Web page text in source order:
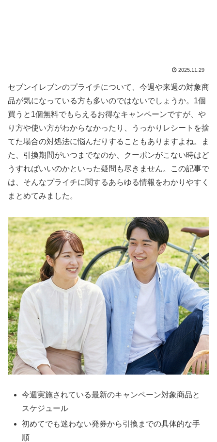
2025.11.29
セブンイレブンのプライチについて、今週や来週の対象商
品が気になっている方も多いのではないでしょうか。1個
買うと1個無料でもらえるお得なキャンペーンですが、や
り方や使い方がわからなかったり、うっかりレシートを捨
てた場合の対処法に悩んだりすることもありますよね。ま
た、引換期間がいつまでなのか、クーポンがこない時はど
うすればいいのかといった疑問も尽きません。この記事で
は、そんなプライチに関するあらゆる情報をわかりやすく
まとめてみました。
今週実施されている最新のキャンペーン対象商品と
スケジュール
初めてでも迷わない発券から引換までの具体的な手
順